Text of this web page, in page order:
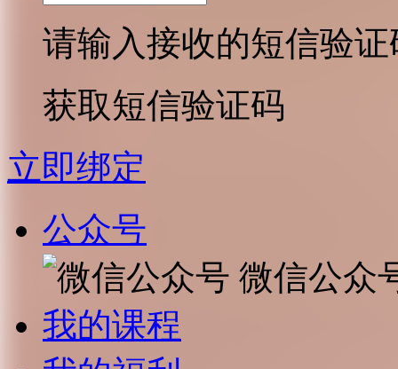
请输入接收的短信验证
获取短信验证码
立即绑定
公众号
微信公众
我的课程